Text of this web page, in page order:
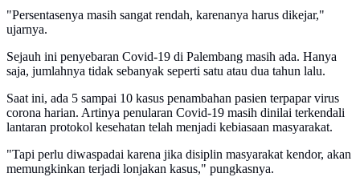
"Persentasenya masih sangat rendah, karenanya harus dikejar,"
ujarnya.
Sejauh ini penyebaran Covid-19 di Palembang masih ada. Hanya
saja, jumlahnya tidak sebanyak seperti satu atau dua tahun lalu.
Saat ini, ada 5 sampai 10 kasus penambahan pasien terpapar virus
corona harian. Artinya penularan Covid-19 masih dinilai terkendali
lantaran protokol kesehatan telah menjadi kebiasaan masyarakat.
"Tapi perlu diwaspadai karena jika disiplin masyarakat kendor, akan
memungkinkan terjadi lonjakan kasus," pungkasnya.